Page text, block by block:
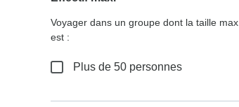
Voyager dans un groupe dont la taille max.
est :
Plus de 50 personnes